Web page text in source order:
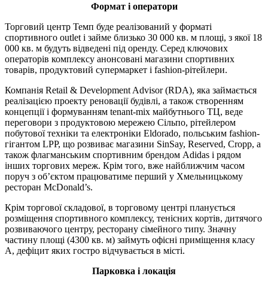
Формат і оператори
Торговий центр Темп буде реалізований у форматі
спортивного outlet і займе близько 30 000 кв. м площі, з якої 18
000 кв. м будуть відведені під оренду. Серед ключових
операторів комплексу анонсовані магазини спортивних
товарів, продуктовий супермаркет і fashion-рітейлери.
Компанія Retail & Development Advisor (RDA), яка займається
реалізацією проекту реновації будівлі, а також створенням
концепції і формуванням tenant-mix майбутнього ТЦ, веде
переговори з продуктовою мережею Сільпо, рітейлером
побутової техніки та електроніки Eldorado, польським fashion-
гігантом LPP, що розвиває магазини SinSay, Reserved, Cropp, а
також флагманським спортивним брендом Adidas і рядом
інших торгових мереж. Крім того, вже найближчим часом
поруч з об’єктом працюватиме перший у Хмельницькому
ресторан McDonald’s.
Крім торгової складової, в торговому центрі планується
розміщення спортивного комплексу, тенісних кортів, дитячого
розвиваючого центру, ресторану сімейного типу. Значну
частину площі (4300 кв. м) займуть офісні приміщення класу
А, дефіцит яких гостро відчувається в місті.
Парковка і локація